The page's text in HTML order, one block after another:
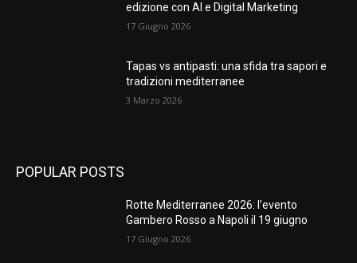
edizione con AI e Digital Marketing
17 Giugno 2026
Tapas vs antipasti: una sfida tra sapori e
tradizioni mediterranee
3 Marzo 2026
POPULAR POSTS
Rotte Mediterranee 2026: l’evento
Gambero Rosso a Napoli il 19 giugno
17 Giugno 2026